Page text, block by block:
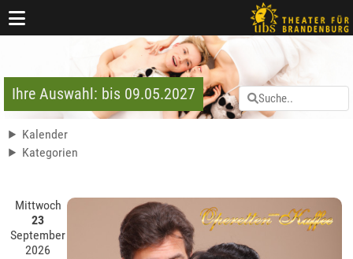
Ihre Auswahl: bis 09.05.2027
Kalender
Kategorien
Mittwoch
23
September
2026